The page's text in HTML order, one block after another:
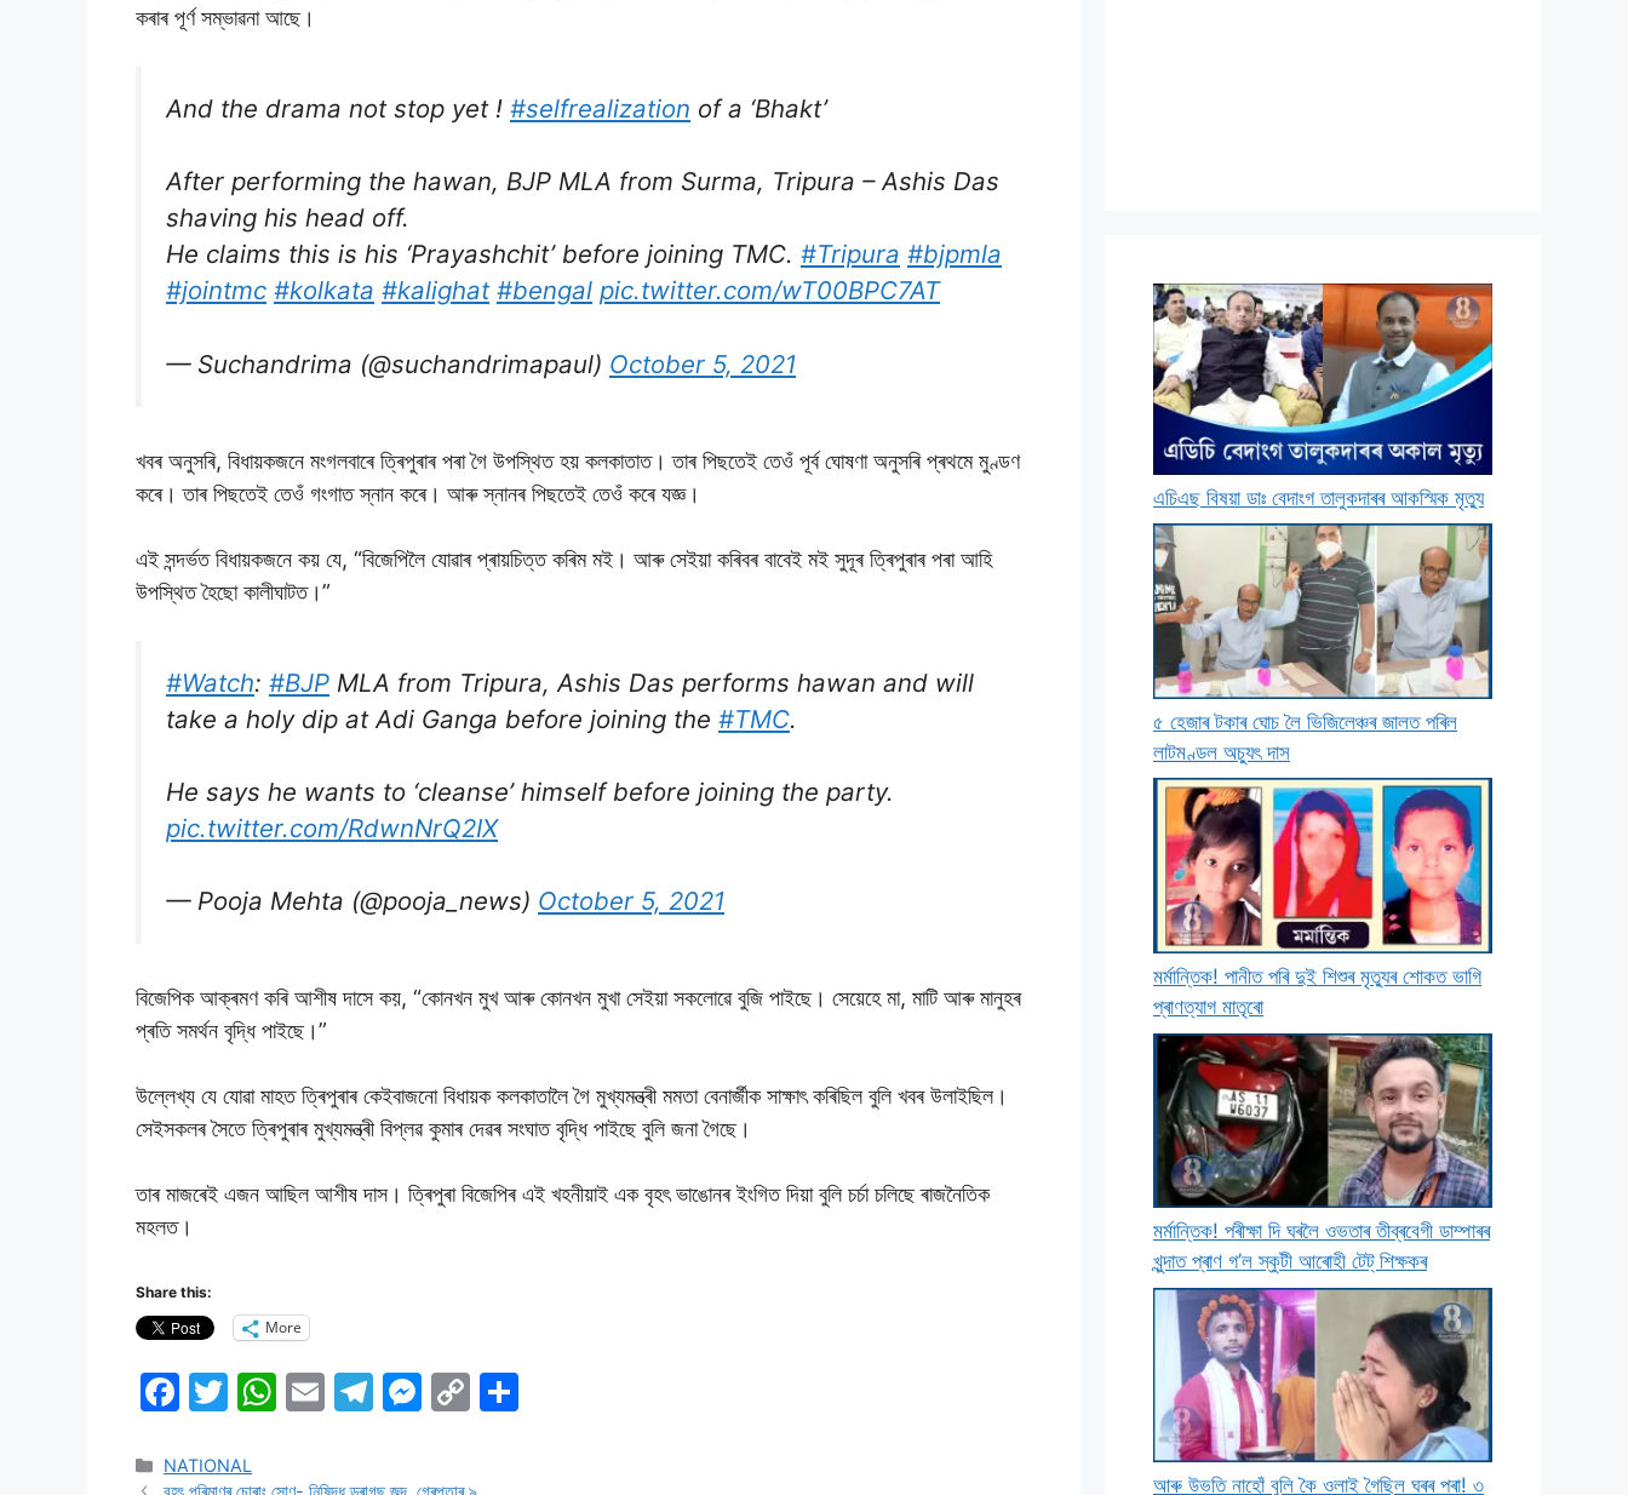
কৰাৰ পূৰ্ণ সম্ভাৱনা আছে।
And the drama not stop yet ! #selfrealization of a ‘Bhakt’
After performing the hawan, BJP MLA from Surma, Tripura – Ashis Das
shaving his head off.
He claims this is his ‘Prayashchit’ before joining TMC. #Tripura #bjpmla
#jointmc #kolkata #kalighat #bengal pic.twitter.com/wT00BPC7AT
— Suchandrima (@suchandrimapaul) October 5, 2021
খবৰ অনুসৰি, বিধায়কজনে মংগলবাৰে ত্ৰিপুৰাৰ পৰা গৈ উপস্থিত হয় কলকাতাত। তাৰ পিছতেই তেওঁ পূৰ্ব ঘোষণা অনুসৰি প্ৰথমে মুণ্ডণ
কৰে। তাৰ পিছতেই তেওঁ গংগাত স্নান কৰে। আৰু স্নানৰ পিছতেই তেওঁ কৰে যজ্ঞ।
এই সন্দৰ্ভত বিধায়কজনে কয় যে, “বিজেপিলৈ যোৱাৰ প্ৰায়চিত্ত কৰিম মই। আৰু সেইয়া কৰিবৰ বাবেই মই সুদূৰ ত্ৰিপুৰাৰ পৰা আহি
উপস্থিত হৈছো কালীঘাটত।”
#Watch: #BJP MLA from Tripura, Ashis Das performs hawan and will
take a holy dip at Adi Ganga before joining the #TMC.
He says he wants to ‘cleanse’ himself before joining the party.
pic.twitter.com/RdwnNrQ2IX
— Pooja Mehta (@pooja_news) October 5, 2021
বিজেপিক আক্ৰমণ কৰি আশীষ দাসে কয়, “কোনখন মুখ আৰু কোনখন মুখা সেইয়া সকলোৱে বুজি পাইছে। সেয়েহে মা, মাটি আৰু মানুহৰ
প্ৰতি সমৰ্থন বৃদ্ধি পাইছে।”
উল্লেখ্য যে যোৱা মাহত ত্ৰিপুৰাৰ কেইবাজনো বিধায়ক কলকাতালৈ গৈ মুখ্যমন্ত্ৰী মমতা বেনাৰ্জীক সাক্ষাৎ কৰিছিল বুলি খবৰ উলাইছিল।
সেইসকলৰ সৈতে ত্ৰিপুৰাৰ মুখ্যমন্ত্ৰী বিপ্লৱ কুমাৰ দেৱৰ সংঘাত বৃদ্ধি পাইছে বুলি জনা গৈছে।
তাৰ মাজৰেই এজন আছিল আশীষ দাস। ত্ৰিপুৰা বিজেপিৰ এই খহনীয়াই এক বৃহৎ ভাঙোনৰ ইংগিত দিয়া বুলি চৰ্চা চলিছে ৰাজনৈতিক
মহলত।
Share this:
More
F
c
T
itt
W E
T
M C
NATIONAL
বৃহৎ পৰিমাণৰ চােৰাং সােণ- নিষিদ্ধ ড্ৰাগছ জব্দ, গ্ৰেপ্তাৰ ৯
এচিএছ বিষয়া ডাঃ বেদাংগ তালুকদাৰৰ আকস্মিক মৃত্যু
৫ হেজাৰ টকাৰ ঘােচ লৈ ভিজিলেঞ্চৰ জালত পৰিল
লাটমণ্ডল অচ্যুৎ দাস
মৰ্মান্তিক! পানীত পৰি দুই শিশুৰ মৃত্যুৰ শােকত ভাগি
প্ৰাণত্যাগ মাতৃৰাে
মৰ্মান্তিক! পৰীক্ষা দি ঘৰলৈ ওভতাৰ তীব্ৰবেগী ডাম্পাৰৰ
খুন্দাত প্ৰাণ গ’ল স্কুটী আৰােহী টেট্ শিক্ষকৰ
আৰু উভতি নাহোঁ বুলি কৈ ওলাই গৈছিল ঘৰৰ পৰা! ৩